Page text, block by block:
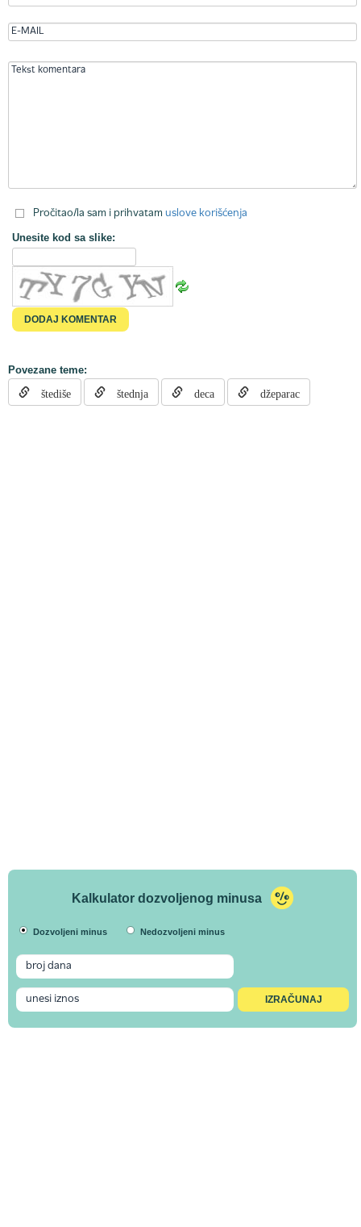
Pročitao/la sam i prihvatam uslove korišćenja
Unesite kod sa slike:
Povezane teme:
štediše štednja deca džeparac
Kalkulator dozvoljenog minusa
Dozvoljeni minus Nedozvoljeni minus